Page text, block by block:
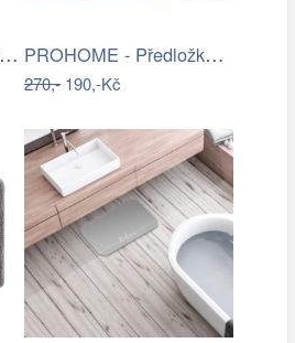
AQUALINE - SIMPLEX ECO skříňka za… PROHOME - Předložka koupelnová 45x70cm…
270,-190,-Kč